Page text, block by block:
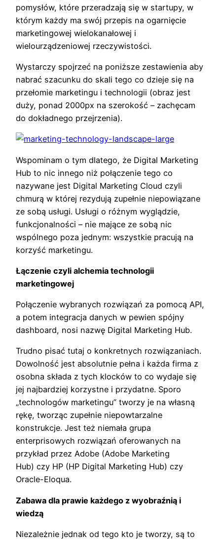
pomysłów, które przeradzają się w startupy, w
którym każdy ma swój przepis na ogarnięcie
marketingowej wielokanałowej i
wielourządzeniowej rzeczywistości.
Wystarczy spojrzeć na poniższe zestawienia aby
nabrać szacunku do skali tego co dzieje się na
przełomie marketingu i technologii (obraz jest
duży, ponad 2000px na szerokość – zachęcam
do dokładnego przejrzenia).
Wspominam o tym dlatego, że Digital Marketing
Hub to nic innego niż połączenie tego co
nazywane jest Digital Marketing Cloud czyli
chmurą w której rezydują zupełnie niepowiązane
ze sobą usługi. Usługi o różnym wyglądzie,
funkcjonalności – nie mające ze sobą nic
wspólnego poza jednym: wszystkie pracują na
korzyść marketingu.
Łączenie czyli alchemia technologii
marketingowej
Połączenie wybranych rozwiązań za pomocą API,
a potem integracja danych w pewien spójny
dashboard, nosi nazwę Digital Marketing Hub.
Trudno pisać tutaj o konkretnych rozwiązaniach.
Dowolność jest absolutnie pełna i każda firma z
osobna składa z tych klocków to co wydaje się
jej najbardziej korzystne i przydatne. Sporo
„technologów marketingu” tworzy je na własną
rękę, tworząc zupełnie niepowtarzalne
konstrukcje. Jest też niemała grupa
enterprisowych rozwiązań oferowanych na
przykład przez Adobe (Adobe Marketing
Hub) czy HP (HP Digital Marketing Hub) czy
Oracle-Eloqua.
Zabawa dla prawie każdego z wyobraźnią i
wiedzą
Niezależnie jednak od tego kto je tworzy, są to